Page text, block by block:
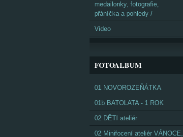
medailonky, fotografie,
přáníčka a pohledy /
Video
FOTOALBUM
01 NOVOROZEŇÁTKA
01b BATOLATA - 1 ROK
02 DĚTI ateliér
02 Minifocení ateliér VÁNOCE,